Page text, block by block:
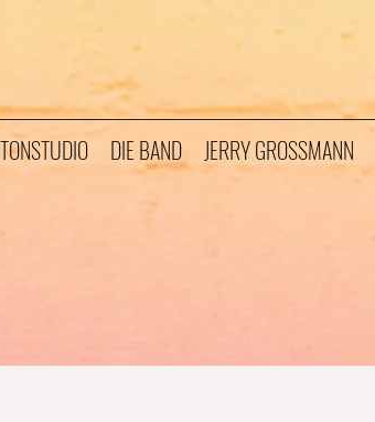
TONSTUDIO DIE BAND JERRY GROSSMANN